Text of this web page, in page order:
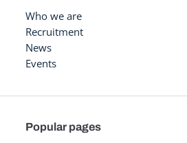
Who we are
Recruitment
News
Events
Popular pages